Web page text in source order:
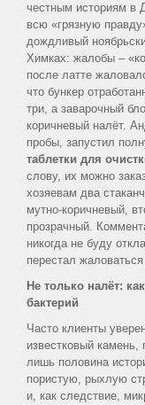
Статьи
воде
Карта
сайта
честным историям в
всю «грязную
дождливый
Химках: жалобы –
после латте
что бункер
три, а заварочный
коричневый налёт.
пробы, запустил
таблетки для
слову, их можно
хозяевам два
мутно-коричневый,
прозрачный.
никогда не буду
перестал
Не только налёт:
бактерий
Часто клиенты
известковый
лишь половина
пористую, рыхлую
и, как следствие,